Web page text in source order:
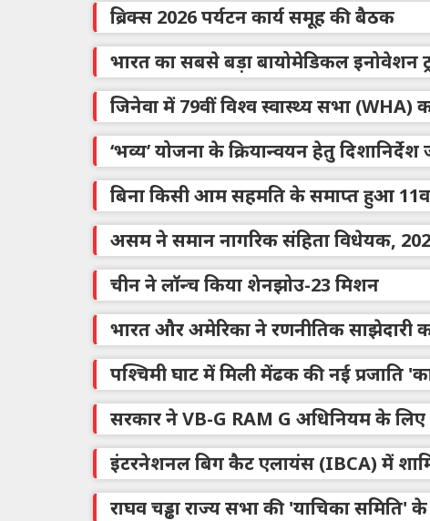
ब्रिक्स 2026 पर्यटन कार्य समूह की बैठक
भारत का सबसे बड़ा बायोमेडिकल इनोवेशन
जिनेवा में 79वीं विश्व स्वास्थ्य सभा (WHA)
‘भव्य’ योजना के क्रियान्वयन हेतु दिशानिर्देश
बिना किसी आम सहमति के समाप्त हुआ
असम ने समान नागरिक संहिता विधेयक,
चीन ने लॉन्च किया शेनझोउ-23 मिशन
भारत और अमेरिका ने रणनीतिक साझेदारी
पश्चिमी घाट में मिली मेंढक की नई प्रजाति
सरकार ने VB-G RAM G अधिनियम के लिए
इंटरनेशनल बिग कैट एलायंस (IBCA) में
राघव चड्ढा राज्य सभा की 'याचिका समिति'